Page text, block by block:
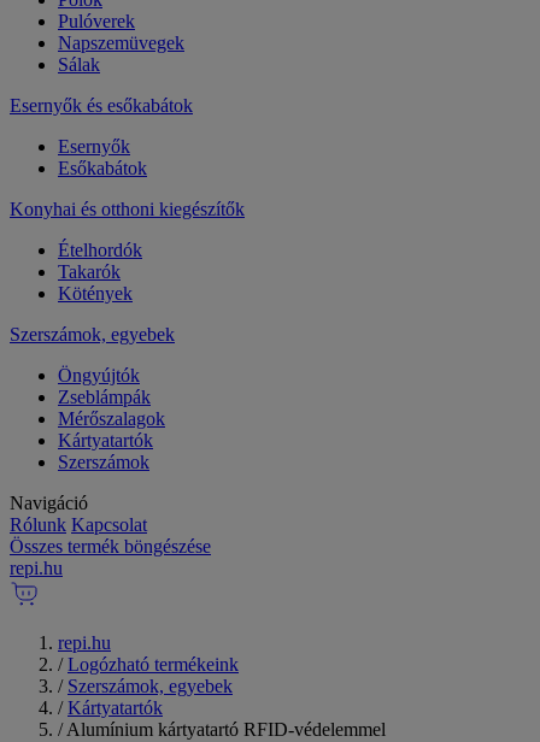
Pulóverek
Napszemüvegek
Sálak
Esernyők és esőkabátok
Esernyők
Esőkabátok
Konyhai és otthoni kiegészítők
Ételhordók
Takarók
Kötények
Szerszámok, egyebek
Öngyújtók
Zseblámpák
Mérőszalagok
Kártyatartók
Szerszámok
Navigáció
Rólunk Kapcsolat
Összes termék böngészése
repi.hu
repi.hu
/ Logózható termékeink
/ Szerszámok, egyebek
/ Kártyatartók
/Alumínium kártyatartó RFID-védelemmel